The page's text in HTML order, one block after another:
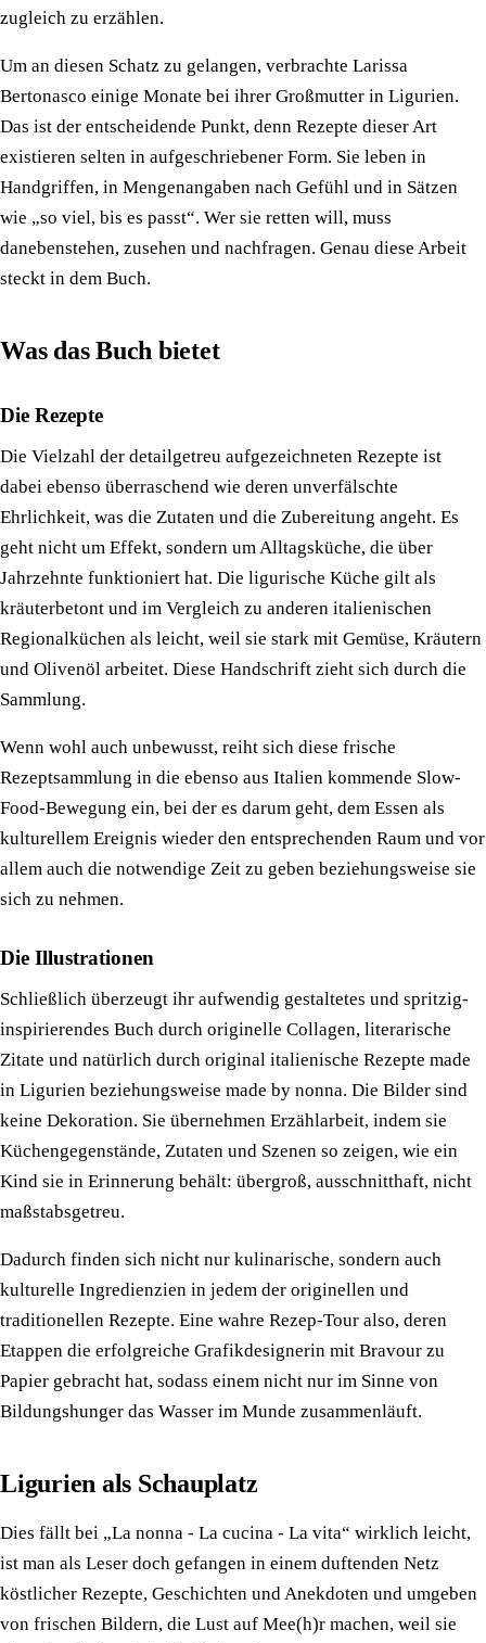
zugleich zu erzählen.
Um an diesen Schatz zu gelangen, verbrachte Larissa
Bertonasco einige Monate bei ihrer Großmutter in Ligurien.
Das ist der entscheidende Punkt, denn Rezepte dieser Art
existieren selten in aufgeschriebener Form. Sie leben in
Handgriffen, in Mengenangaben nach Gefühl und in Sätzen
wie „so viel, bis es passt“. Wer sie retten will, muss
danebenstehen, zusehen und nachfragen. Genau diese Arbeit
steckt in dem Buch.
Was das Buch bietet
Die Rezepte
Die Vielzahl der detailgetreu aufgezeichneten Rezepte ist
dabei ebenso überraschend wie deren unverfälschte
Ehrlichkeit, was die Zutaten und die Zubereitung angeht. Es
geht nicht um Effekt, sondern um Alltagsküche, die über
Jahrzehnte funktioniert hat. Die ligurische Küche gilt als
kräuterbetont und im Vergleich zu anderen italienischen
Regionalküchen als leicht, weil sie stark mit Gemüse, Kräutern
und Olivenöl arbeitet. Diese Handschrift zieht sich durch die
Sammlung.
Wenn wohl auch unbewusst, reiht sich diese frische
Rezeptsammlung in die ebenso aus Italien kommende Slow-
Food-Bewegung ein, bei der es darum geht, dem Essen als
kulturellem Ereignis wieder den entsprechenden Raum und vor
allem auch die notwendige Zeit zu geben beziehungsweise sie
sich zu nehmen.
Die Illustrationen
Schließlich überzeugt ihr aufwendig gestaltetes und spritzig-
inspirierendes Buch durch originelle Collagen, literarische
Zitate und natürlich durch original italienische Rezepte made
in Ligurien beziehungsweise made by nonna. Die Bilder sind
keine Dekoration. Sie übernehmen Erzählarbeit, indem sie
Küchengegenstände, Zutaten und Szenen so zeigen, wie ein
Kind sie in Erinnerung behält: übergroß, ausschnitthaft, nicht
maßstabsgetreu.
Dadurch finden sich nicht nur kulinarische, sondern auch
kulturelle Ingredienzien in jedem der originellen und
traditionellen Rezepte. Eine wahre Rezep-Tour also, deren
Etappen die erfolgreiche Grafikdesignerin mit Bravour zu
Papier gebracht hat, sodass einem nicht nur im Sinne von
Bildungshunger das Wasser im Munde zusammenläuft.
Ligurien als Schauplatz
Dies fällt bei „La nonna - La cucina - La vita“ wirklich leicht,
ist man als Leser doch gefangen in einem duftenden Netz
köstlicher Rezepte, Geschichten und Anekdoten und umgeben
von frischen Bildern, die Lust auf Mee(h)r machen, weil sie